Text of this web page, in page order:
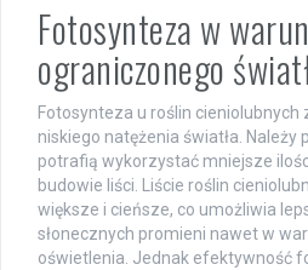
Fotosynteza w
ograniczonego
Fotosynteza u roślin
niskiego natężenia światła. Należy
potrafią wykorzystać mniejsze
budowie liści. Liście roślin
większe i cieńsze, co umożliwia
słonecznych promieni nawet w
oświetlenia. Jednak efektywność